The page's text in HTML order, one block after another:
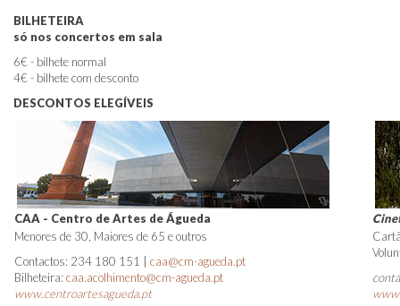
BILHETEIRA
só nos concertos em sala
6€ - bilhete normal
4€ - bilhete com desconto
DESCONTOS ELEGÍVEIS
CAA - Centro de Artes de Águeda
Menores de 30, Maiores de 65 e outros
Contactos: 234 180 151 | caa@cm-agueda.pt
Bilheteira: caa.acolhimento@cm-agueda.pt
www.centroartesagueda.pt